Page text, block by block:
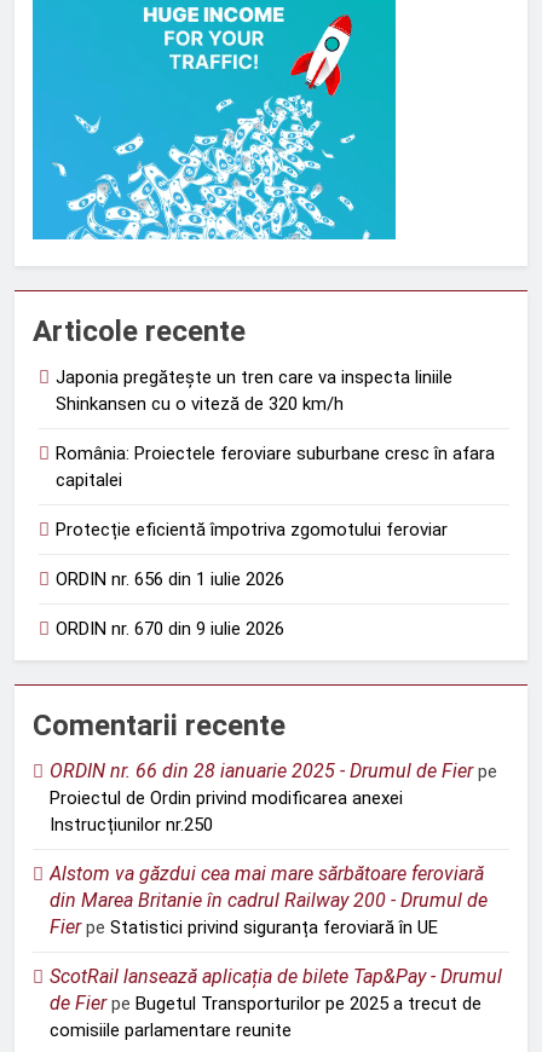
Articole recente
Japonia pregătește un tren care va inspecta liniile
Shinkansen cu o viteză de 320 km/h
România: Proiectele feroviare suburbane cresc în afara
capitalei
Protecție eficientă împotriva zgomotului feroviar
ORDIN nr. 656 din 1 iulie 2026
ORDIN nr. 670 din 9 iulie 2026
Comentarii recente
ORDIN nr. 66 din 28 ianuarie 2025 - Drumul de Fierpe
Proiectul de Ordin privind modificarea anexei
Instrucțiunilor nr.250
Alstom va găzdui cea mai mare sărbătoare feroviară
din Marea Britanie în cadrul Railway 200 - Drumul de
Fierpe Statistici privind siguranța feroviară în UE
ScotRail lansează aplicația de bilete Tap&Pay - Drumul
de Fierpe Bugetul Transporturilor pe 2025 a trecut de
comisiile parlamentare reunite